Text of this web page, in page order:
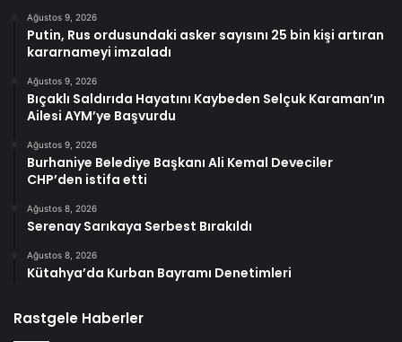
Ağustos 9, 2026
Putin, Rus ordusundaki asker sayısını 25 bin kişi artıran
kararnameyi imzaladı
Ağustos 9, 2026
Bıçaklı Saldırıda Hayatını Kaybeden Selçuk Karaman’ın
Ailesi AYM’ye Başvurdu
Ağustos 9, 2026
Burhaniye Belediye Başkanı Ali Kemal Deveciler
CHP’den istifa etti
Ağustos 8, 2026
Serenay Sarıkaya Serbest Bırakıldı
Ağustos 8, 2026
Kütahya’da Kurban Bayramı Denetimleri
Rastgele Haberler